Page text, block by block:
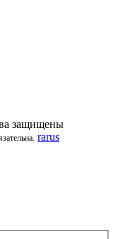
защищены
rarus